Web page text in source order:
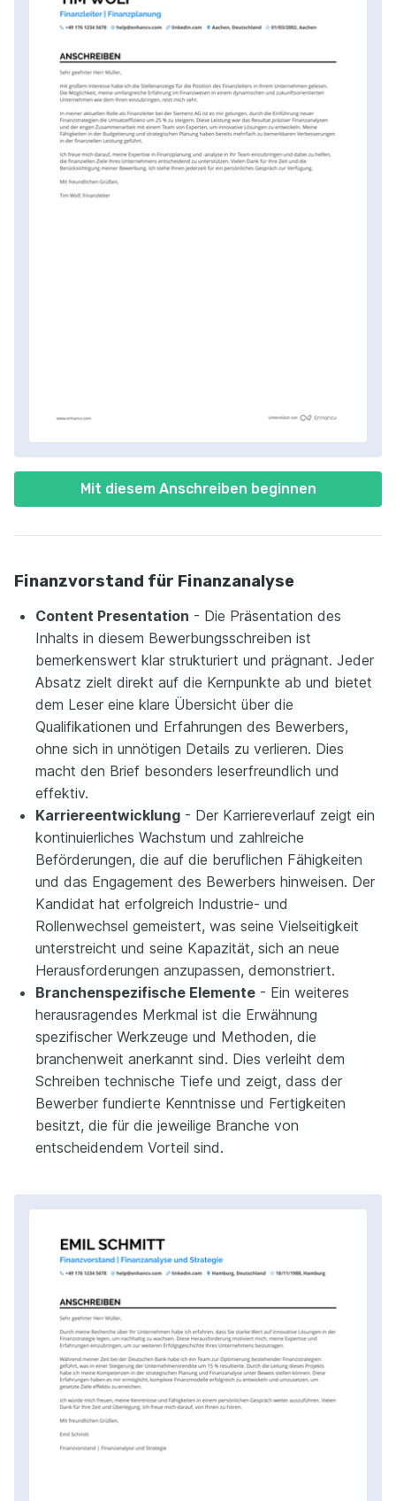
Mit diesem Anschreiben beginnen
Finanzvorstand für Finanzanalyse
Content Presentation - Die Präsentation des
Inhalts in diesem Bewerbungsschreiben ist
bemerkenswert klar strukturiert und prägnant. Jeder
Absatz zielt direkt auf die Kernpunkte ab und bietet
dem Leser eine klare Übersicht über die
Qualifikationen und Erfahrungen des Bewerbers,
ohne sich in unnötigen Details zu verlieren. Dies
macht den Brief besonders leserfreundlich und
effektiv.
Karriereentwicklung - Der Karriereverlauf zeigt ein
kontinuierliches Wachstum und zahlreiche
Beförderungen, die auf die beruflichen Fähigkeiten
und das Engagement des Bewerbers hinweisen. Der
Kandidat hat erfolgreich Industrie- und
Rollenwechsel gemeistert, was seine Vielseitigkeit
unterstreicht und seine Kapazität, sich an neue
Herausforderungen anzupassen, demonstriert.
Branchenspezifische Elemente - Ein weiteres
herausragendes Merkmal ist die Erwähnung
spezifischer Werkzeuge und Methoden, die
branchenweit anerkannt sind. Dies verleiht dem
Schreiben technische Tiefe und zeigt, dass der
Bewerber fundierte Kenntnisse und Fertigkeiten
besitzt, die für die jeweilige Branche von
entscheidendem Vorteil sind.